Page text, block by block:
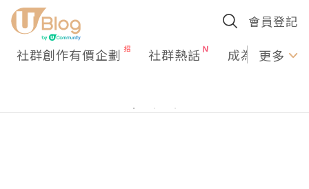
會員登記
社群創作有價企劃 社群熱話 成為U更多